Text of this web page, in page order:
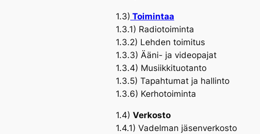
1.3) Toimintaa
1.3.1) Radiotoiminta
1.3.2) Lehden toimitus
1.3.3) Ääni- ja videopajat
1.3.4) Musiikkituotanto
1.3.5) Tapahtumat ja hallinto
1.3.6) Kerhotoiminta
1.4) Verkosto
1.4.1) Vadelman jäsenverkosto